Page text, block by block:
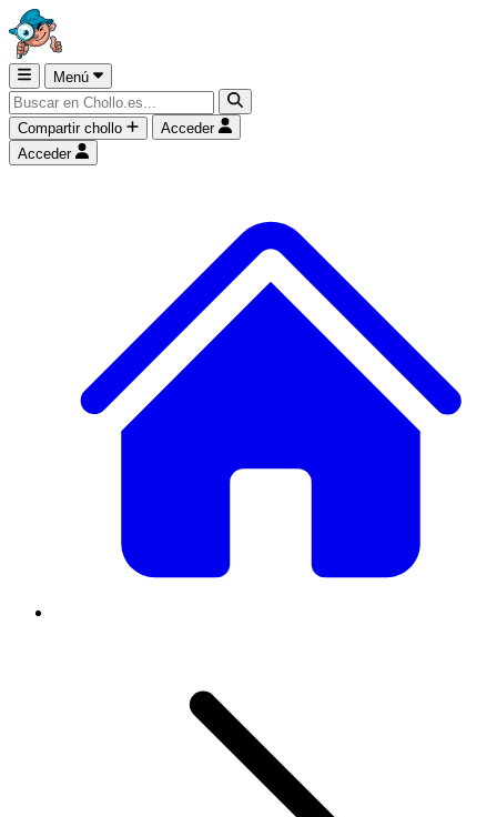
Menú
Compartir chollo
Acceder
Acceder